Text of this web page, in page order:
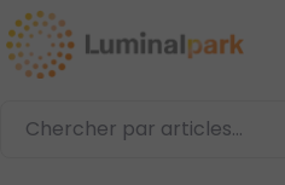
Passer au contenu principal